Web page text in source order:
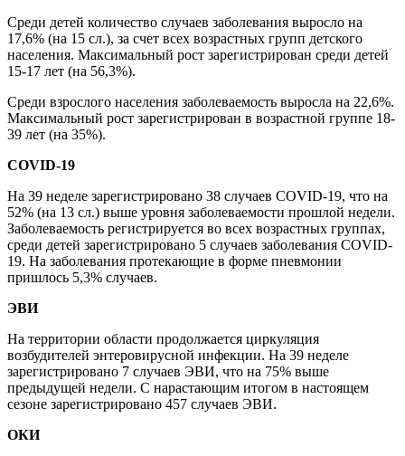
Среди детей количество случаев заболевания выросло на
17,6% (на 15 сл.), за счет всех возрастных групп детского
населения. Максимальный рост зарегистрирован среди детей
15-17 лет (на 56,3%).
Среди взрослого населения заболеваемость выросла на 22,6%.
Максимальный рост зарегистрирован в возрастной группе 18-
39 лет (на 35%).
COVID-19
На 39 неделе зарегистрировано 38 случаев COVID-19, что на
52% (на 13 сл.) выше уровня заболеваемости прошлой недели.
Заболеваемость регистрируется во всех возрастных группах,
среди детей зарегистрировано 5 случаев заболевания COVID-
19. На заболевания протекающие в форме пневмонии
пришлось 5,3% случаев.
ЭВИ
На территории области продолжается циркуляция
возбудителей энтеровирусной инфекции. На 39 неделе
зарегистрировано 7 случаев ЭВИ, что на 75% выше
предыдущей недели. С нарастающим итогом в настоящем
сезоне зарегистрировано 457 случаев ЭВИ.
ОКИ